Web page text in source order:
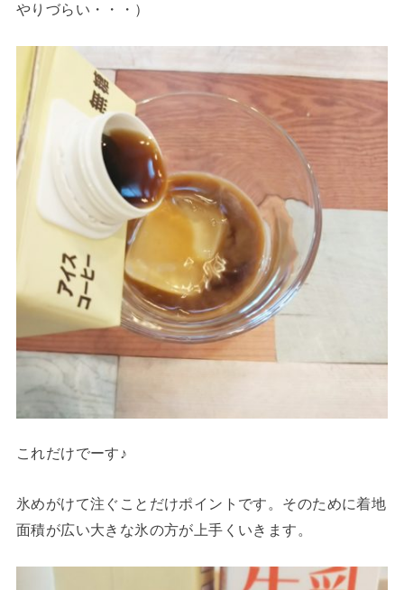
やりづらい・・・）
これだけでーす♪
氷めがけて注ぐことだけポイントです。そのために着地
面積が広い大きな氷の方が上手くいきます。